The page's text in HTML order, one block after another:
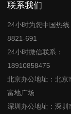
联系我们
24小时为您中国热
8821-691
24小时微信联系：
18910858475
北京办公地址：北京
富地广场
深圳办公地址：深圳